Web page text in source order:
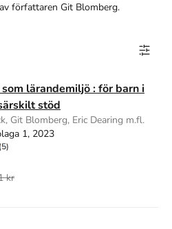
författaren Git Blomberg.
lärandemiljö : för barn i
stöd
Git Blomberg, Eric Dearing m.fl.
1, 2023
(5)
kr